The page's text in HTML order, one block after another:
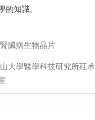
的知識。
臟病生物晶片
大學醫學科技研究所莊承